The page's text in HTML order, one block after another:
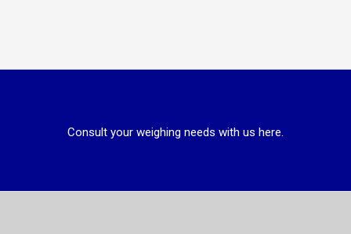
Consult your weighing needs with us here.